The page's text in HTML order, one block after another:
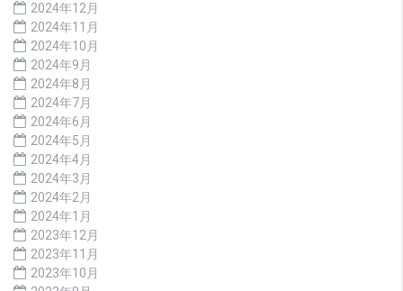
2024年12月
2024年11月
2024年10月
2024年9月
2024年8月
2024年7月
2024年6月
2024年5月
2024年4月
2024年3月
2024年2月
2024年1月
2023年12月
2023年11月
2023年10月